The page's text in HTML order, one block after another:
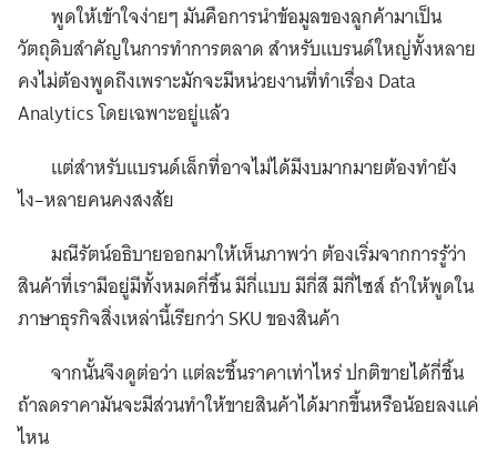
พูดให้เข้าใจง่ายๆ มันคือการนำข้อมูลของลูกค้ามาเป็น
วัตถุดิบสำคัญในการทำการตลาด สำหรับแบรนด์ใหญ่ทั้งหลาย
คงไม่ต้องพูดถึงเพราะมักจะมีหน่วยงานที่ทำเรื่อง Data
Analytics โดยเฉพาะอยู่แล้ว
แต่สำหรับแบรนด์เล็กที่อาจไม่ได้มีงบมากมายต้องทำยัง
ไง–หลายคนคงสงสัย
มณีรัตน์อธิบายออกมาให้เห็นภาพว่า ต้องเริ่มจากการรู้ว่า
สินค้าที่เรามีอยู่มีทั้งหมดกี่ชิ้น มีกี่แบบ มีกี่สี มีกี่ไซส์ ถ้าให้พูดใน
ภาษาธุรกิจสิ่งเหล่านี้เรียกว่า SKU ของสินค้า
จากนั้นจึงดูต่อว่า แต่ละชิ้นราคาเท่าไหร่ ปกติขายได้กี่ชิ้น
ถ้าลดราคามันจะมีส่วนทำให้ขายสินค้าได้มากขึ้นหรือน้อยลงแค่
ไหน